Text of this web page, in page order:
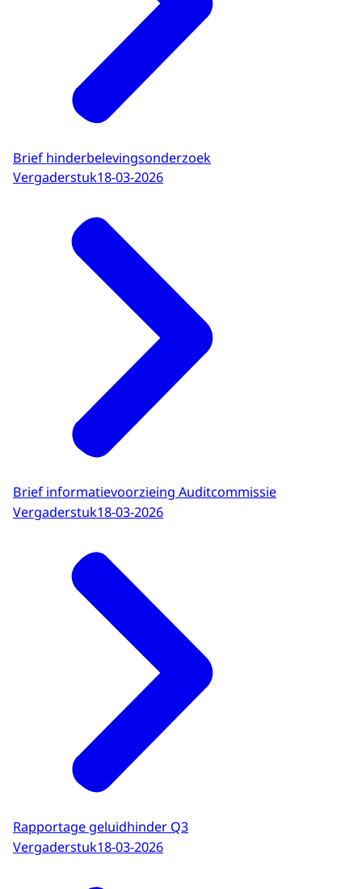
Brief hinderbelevingsonderzoek
Vergaderstuk18-03-2026
Brief informatievoorzieing Auditcommissie
Vergaderstuk18-03-2026
Rapportage geluidhinder Q3
Vergaderstuk18-03-2026